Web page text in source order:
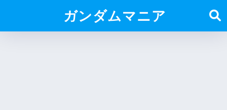
ガンダムマニア